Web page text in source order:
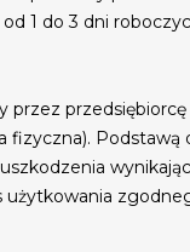
1 do 3 dni
przez
fizyczna).
użytkowania